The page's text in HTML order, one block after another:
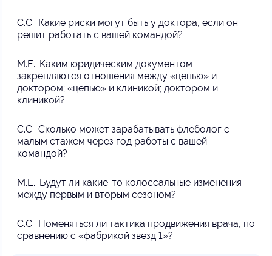
С.С.: Какие риски могут быть у доктора, если он
решит работать с вашей командой?
М.Е.: Каким юридическим документом
закрепляются отношения между «цепью» и
доктором; «цепью» и клиникой; доктором и
клиникой?
С.С.: Сколько может зарабатывать флеболог с
малым стажем через год работы с вашей
командой?
М.Е.: Будут ли какие-то колоссальные изменения
между первым и вторым сезоном?
С.С.: Поменяться ли тактика продвижения врача, по
сравнению с «фабрикой звезд 1»?